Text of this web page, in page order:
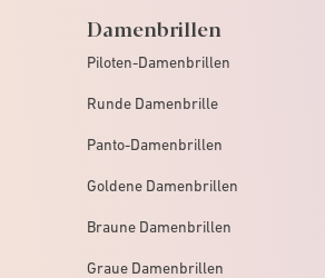
Damenbrillen
Piloten-Damenbrillen
Runde Damenbrille
Panto-Damenbrillen
Goldene Damenbrillen
Braune Damenbrillen
Graue Damenbrillen